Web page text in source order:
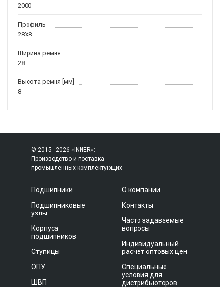
2000
Профиль
28X8
Ширина ремня
28
Высота ремня [мм]
8
© 2015 - 2026 «INNER»:
Производство и поставка
промышленных комплектующих
Подшипники
Подшипниковые
узлы
Корпуса
подшипников
Ступицы
ОПУ
ШВП
О компании
Контакты
Часто задаваемые
вопросы
Индивидуальный
расчет оптовых цен
Специальные
условия для
дистрибьюторов